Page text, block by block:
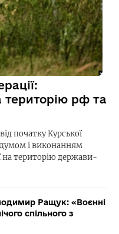
територію рф та
початку Курської
і виконанням
на територію держави-
Ращук: «Воєнні
спільного з